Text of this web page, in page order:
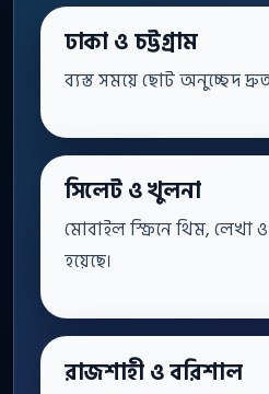
ঢাকা ও চট্টগ্রাম
ব্যস্ত সময়ে ছোট অনুচ্ছেদ
সিলেট ও খুলনা
মোবাইল স্ক্রিনে থিম, লেখা
হয়েছে।
রাজশাহী ও বরিশাল